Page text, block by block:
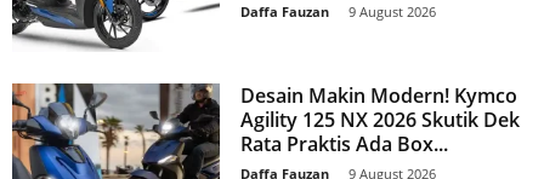
Daffa Fauzan 9 August 2026
Desain Makin Modern! Kymco
Agility 125 NX 2026 Skutik Dek
Rata Praktis Ada Box...
Daffa Fauzan 9 August 2026